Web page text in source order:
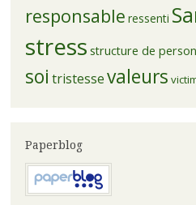
responsable ressenti
stress structure de
soi tristessevaleurs
Paperblog